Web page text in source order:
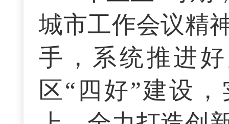
城市工作会议精
手，系统推进
区“四好”建设